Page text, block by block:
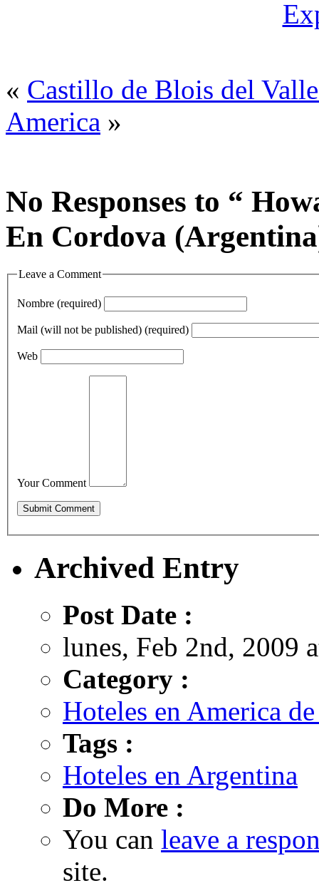
« Castillo de Blois del
America »
No Responses to “
En Cordova
Leave a Comment
Nombre (required)
Mail (will not be published) (required)
Web
Your Comment
Archived Entry
Post Date :
lunes, Feb 2nd, 2009
Category :
Hoteles en America
Tags :
Hoteles en Argentina
Do More :
You can leave a
site.